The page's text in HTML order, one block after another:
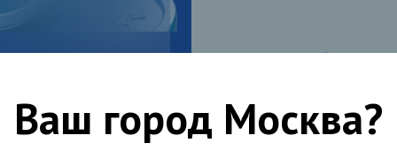
Ваш город Москва?